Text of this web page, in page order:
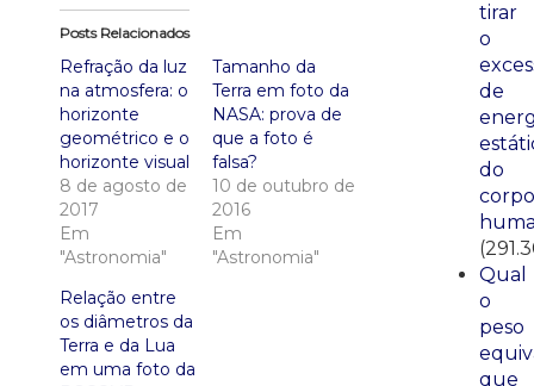
Posts Relacionados
Refração da luz
na atmosfera: o
horizonte
geométrico e o
horizonte visual
8 de agosto de
2017
Em
"Astronomia"
Tamanho da
Terra em foto da
NASA: prova de
que a foto é
falsa?
10 de outubro de
2016
Em
"Astronomia"
Relação entre
os diâmetros da
Terra e da Lua
em uma foto da
tirar
o
de
do
corpo
Qual
o
peso
que